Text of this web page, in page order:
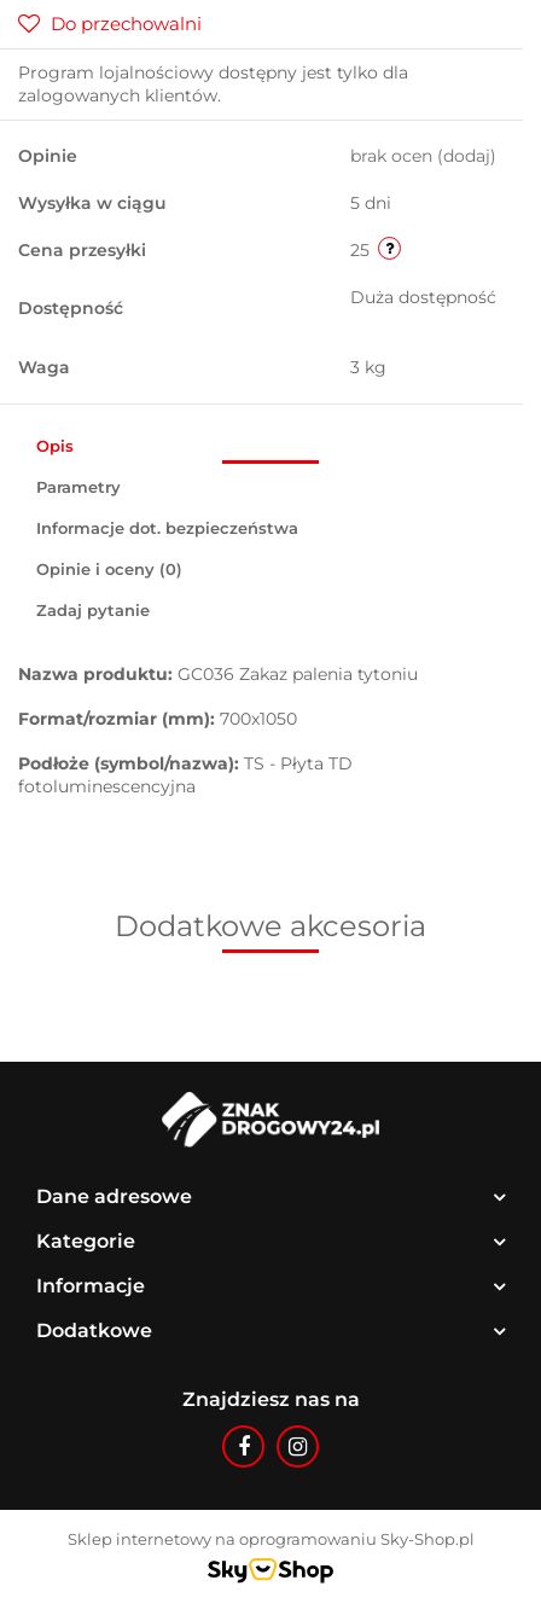
Do przechowalni
Program lojalnościowy dostępny jest tylko dla
zalogowanych klientów.
Opinie brak ocen (dodaj)
Wysyłka w ciągu 5 dni
Cena przesyłki 25
Dostępność Duża dostępność
Waga 3 kg
Opis
Parametry
Informacje dot. bezpieczeństwa
Opinie i oceny (0)
Zadaj pytanie
Nazwa produktu: GC036 Zakaz palenia tytoniu
Format/rozmiar (mm): 700x1050
Podłoże (symbol/nazwa): TS - Płyta TD
fotoluminescencyjna
Dodatkowe akcesoria
Dane adresowe
Kategorie
Informacje
Dodatkowe
Znajdziesz nas na
Sklep internetowy na oprogramowaniu Sky-Shop.pl